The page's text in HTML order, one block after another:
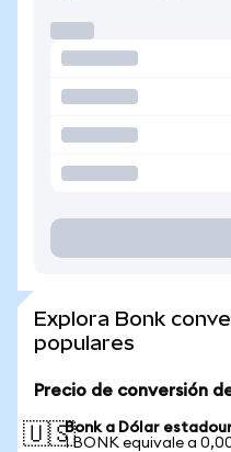
Explora Bonk
populares
Precio de conversión
🇺🇸Bonk a Dólar
1 BONK equivale a